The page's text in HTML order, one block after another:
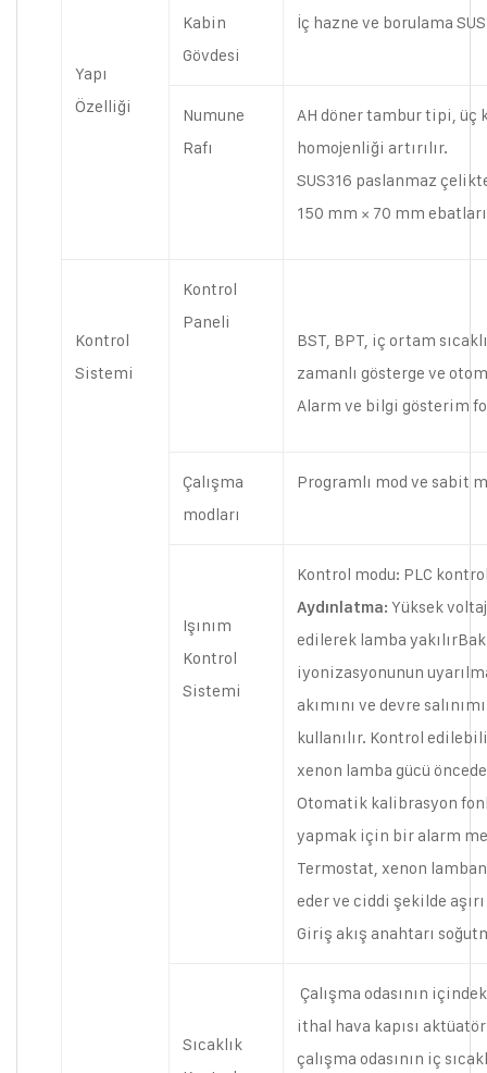
Yapı
Özelliği
Kabin
Gövdesi
İç hazne ve borulama
Numune
Rafı
AH döner tambur tipi, üç
homojenliği artırılır.
SUS316 paslanmaz
150 mm × 70 mm
Kontrol
Sistemi
Kontrol
Paneli
BST, BPT, iç ortam
zamanlı gösterge ve
Alarm ve bilgi gösterim
Çalışma
modları
Programlı mod ve sabit
Işınım
Kontrol
Sistemi
Kontrol modu: PLC
Aydınlatma: Yüksek
edilerek lamba
iyonizasyonunun
akımını ve devre
kullanılır. Kontrol
xenon lamba gücü
Otomatik kalibrasyon
yapmak için bir alarm
Termostat, xenon
eder ve ciddi şekilde
Giriş akış anahtarı
Sıcaklık
Çalışma odasının
ithal hava kapısı
çalışma odasının iç